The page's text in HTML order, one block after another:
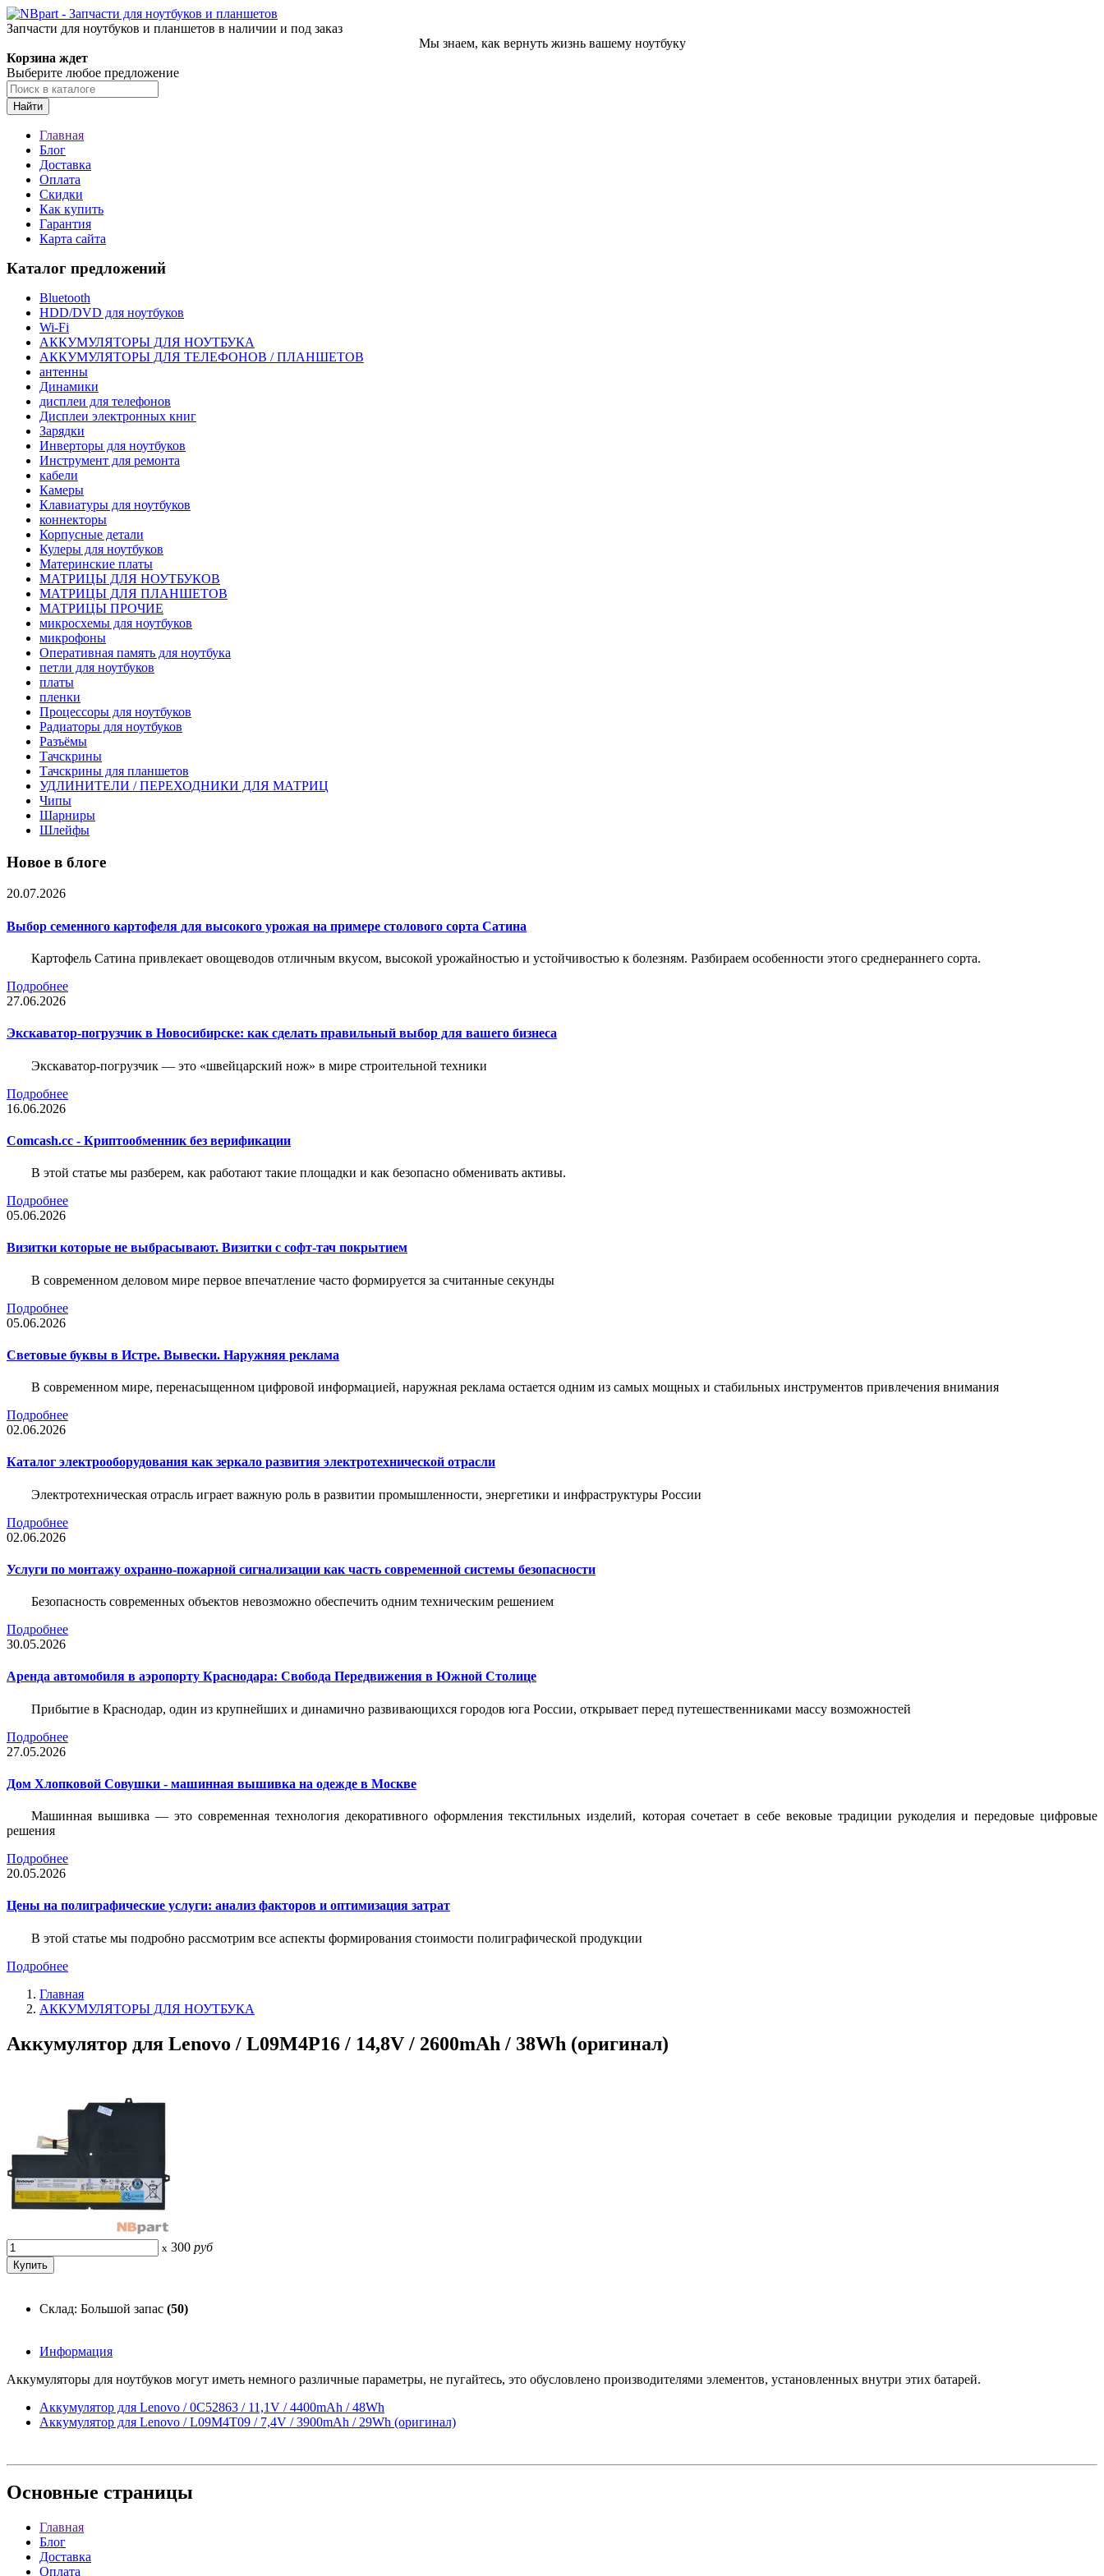
Запчасти для ноутбуков и планшетов в наличии и под заказ
Мы знаем, как вернуть жизнь вашему ноутбуку
Корзина ждет
Выберите любое предложение
Найти
Главная
Блог
Доставка
Оплата
Скидки
Как купить
Гарантия
Карта сайта
Каталог предложений
Bluetooth
HDD/DVD для ноутбуков
Wi-Fi
АККУМУЛЯТОРЫ ДЛЯ НОУТБУКА
АККУМУЛЯТОРЫ ДЛЯ ТЕЛЕФОНОВ / ПЛАНШЕТОВ
антенны
Динамики
дисплеи для телефонов
Дисплеи электронных книг
Зарядки
Инверторы для ноутбуков
Инструмент для ремонта
кабели
Камеры
Клавиатуры для ноутбуков
коннекторы
Корпусные детали
Кулеры для ноутбуков
Материнские платы
МАТРИЦЫ ДЛЯ НОУТБУКОВ
МАТРИЦЫ ДЛЯ ПЛАНШЕТОВ
МАТРИЦЫ ПРОЧИЕ
микросхемы для ноутбуков
микрофоны
Оперативная память для ноутбука
петли для ноутбуков
платы
пленки
Процессоры для ноутбуков
Радиаторы для ноутбуков
Разъёмы
Тачскрины
Тачскрины для планшетов
УДЛИНИТЕЛИ / ПЕРЕХОДНИКИ ДЛЯ МАТРИЦ
Чипы
Шарниры
Шлейфы
Новое в блоге
20.07.2026
Выбор семенного картофеля для высокого урожая на примере столового сорта Сатина
Картофель Сатина привлекает овощеводов отличным вкусом, высокой урожайностью и устойчивостью к болезням. Разбираем особенности этого среднераннего сорта.
Подробнее
27.06.2026
Экскаватор-погрузчик в Новосибирске: как сделать правильный выбор для вашего бизнеса
Экскаватор-погрузчик — это «швейцарский нож» в мире строительной техники
Подробнее
16.06.2026
Comcash.cc - Криптообменник без верификации
В этой статье мы разберем, как работают такие площадки и как безопасно обменивать активы.
Подробнее
05.06.2026
Визитки которые не выбрасывают. Визитки с софт-тач покрытием
В современном деловом мире первое впечатление часто формируется за считанные секунды
Подробнее
05.06.2026
Световые буквы в Истре. Вывески. Наружняя реклама
В современном мире, перенасыщенном цифровой информацией, наружная реклама остается одним из самых мощных и стабильных инструментов привлечения внимания
Подробнее
02.06.2026
Каталог электрооборудования как зеркало развития электротехнической отрасли
Электротехническая отрасль играет важную роль в развитии промышленности, энергетики и инфраструктуры России
Подробнее
02.06.2026
Услуги по монтажу охранно-пожарной сигнализации как часть современной системы безопасности
Безопасность современных объектов невозможно обеспечить одним техническим решением
Подробнее
30.05.2026
Аренда автомобиля в аэропорту Краснодара: Свобода Передвижения в Южной Столице
Прибытие в Краснодар, один из крупнейших и динамично развивающихся городов юга России, открывает перед путешественниками массу возможностей
Подробнее
27.05.2026
Дом Хлопковой Совушки - машинная вышивка на одежде в Москве
Машинная вышивка — это современная технология декоративного оформления текстильных изделий, которая сочетает в себе вековые традиции рукоделия и передовые цифровые
решения
Подробнее
20.05.2026
Цены на полиграфические услуги: анализ факторов и оптимизация затрат
В этой статье мы подробно рассмотрим все аспекты формирования стоимости полиграфической продукции
Подробнее
Главная
АККУМУЛЯТОРЫ ДЛЯ НОУТБУКА
Аккумулятор для Lenovo / L09M4P16 / 14,8V / 2600mAh / 38Wh (оригинал)
x 300 руб
Склад: Большой запас (50)
Информация
Аккумуляторы для ноутбуков могут иметь немного различные параметры, не пугайтесь, это обусловлено производителями элементов, установленных внутри этих батарей.
Аккумулятор для Lenovo / 0C52863 / 11,1V / 4400mAh / 48Wh
Аккумулятор для Lenovo / L09M4T09 / 7,4V / 3900mAh / 29Wh (оригинал)
Основные страницы
Главная
Блог
Доставка
Оплата